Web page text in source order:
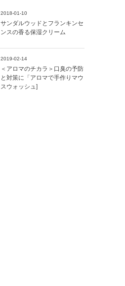
2018-01-10
サンダルウッドとフランキンセ
ンスの香る保湿クリーム
2019-02-14
＜アロマのチカラ＞口臭の予防
と対策に「アロマで手作りマウ
スウォッシュ]